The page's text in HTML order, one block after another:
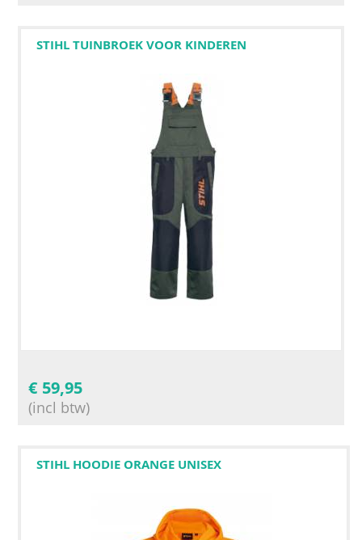
STIHL TUINBROEK VOOR KINDEREN
€ 59,95
(incl btw)
STIHL HOODIE ORANGE UNISEX